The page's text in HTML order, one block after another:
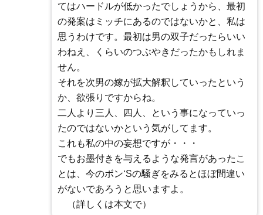
てはハードルが低かったでしょうから、最初
の発案はミッチにあるのではないかと、私は
思うわけです。最初は男の双子だったらいい
わねえ、くらいのつぶやきだったかもしれま
せん。
それを次男の嫁が拡大解釈していったという
か、欲張りですからね。
二人より三人、四人、という事になっていっ
たのではないかという気がしてます。
これも私の中の妄想ですが・・・
でもお墨付きを与えるような発言があったこ
とは、今のボン‘Sの騒ぎをみるとほぼ間違い
がないであろうと思いますよ。
（詳しくは本文で）